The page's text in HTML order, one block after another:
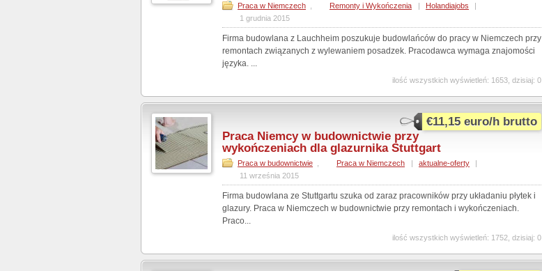
Praca w Niemczech Remonty i Wykończenia | Holandiajobs
|
1 grudnia 2015
Firma budowlana z Lauchheim poszukuje budowlańców do pracy w Niemczech przy
remontach związanych z wylewaniem posadzek. Pracodawca wymaga znajomości
języka. ...
ilość wszystkich wyświetleń: 1653, dzisiaj: 0
€11,15 euro/h brutto
Praca Niemcy w budownictwie przy
wykończeniach dla glazurnika Stuttgart
Praca w budownictwie Praca w Niemczech | aktualne-oferty
|
11 września 2015
Firma budowlana ze Stuttgartu szuka od zaraz pracowników przy układaniu płytek i
glazury. Praca w Niemczech w budownictwie przy remontach i wykończeniach.
Praco...
ilość wszystkich wyświetleń: 1752, dzisiaj: 0